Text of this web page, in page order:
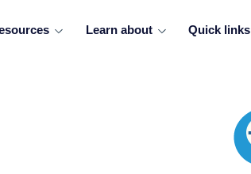
Learn about Quick links